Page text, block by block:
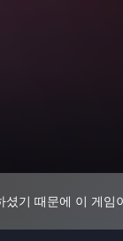
기 때문에 이 게임